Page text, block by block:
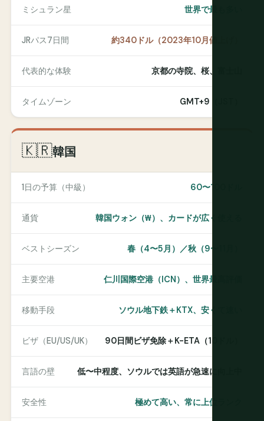
ミシュラン星 世界で最も多い
JRパス7日間 約340ドル（2023年10月値上げ）
代表的な体験 京都の寺院、桜、富士山
タイムゾーン GMT+9（JST）
🇰🇷韓国
1日の予算（中級） 60〜100ドル
通貨 韓国ウォン（₩）、カードが広く使える
ベストシーズン 春（4〜5月）／秋（9〜11月）
主要空港 仁川国際空港（ICN）、世界最高評価
移動手段 ソウル地下鉄＋KTX、安くて速い
ビザ（EU/US/UK） 90日間ビザ免除＋K-ETA（10ドル）
言語の壁 低〜中程度、ソウルでは英語が急速に向上中
安全性 極めて高い、常に上位ランク